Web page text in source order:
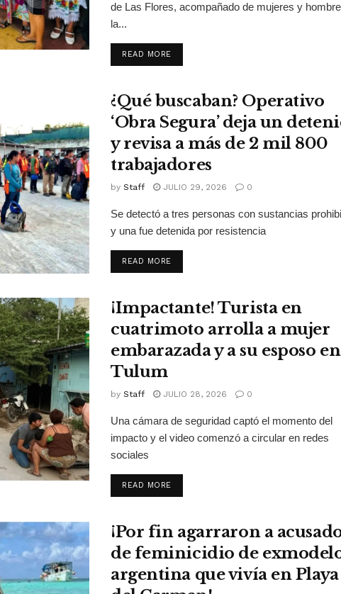
de Las Flores, acompañado de mujeres y
la...
READ MOREDETAILS
¿Qué buscaban? Operativo
‘Obra Segura’ deja un
y revisa a más de 2 mil 800
trabajadores
by Staff JULIO 29, 2026 0
Se detectó a tres personas con sustancias
y una fue detenida por resistencia
READ MOREDETAILS
¡Impactante! Turista en
cuatrimoto arrolla a mujer
embarazada y a su esposo en
Tulum
by Staff JULIO 28, 2026 0
Una cámara de seguridad captó el momento del
impacto y el video comenzó a circular en redes
sociales
READ MOREDETAILS
¡Por fin agarraron a
de feminicidio de
argentina que vivía en Playa